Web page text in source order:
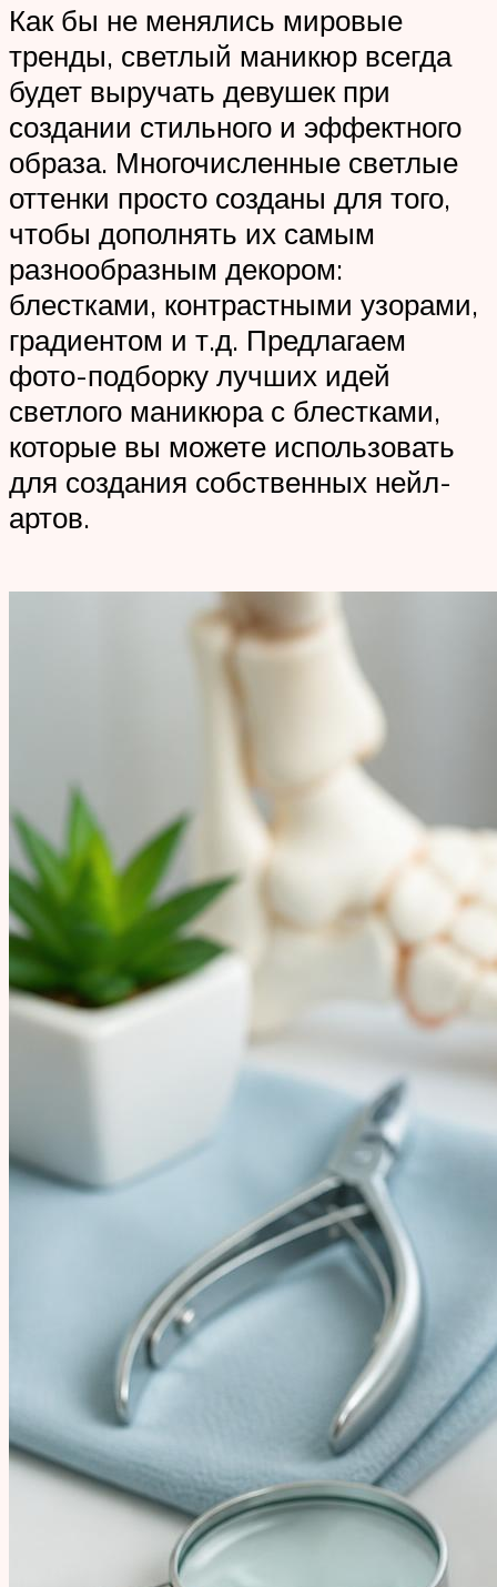
Как бы не менялись мировые
тренды, светлый маникюр всегда
будет выручать девушек при
создании стильного и эффектного
образа. Многочисленные светлые
оттенки просто созданы для того,
чтобы дополнять их самым
разнообразным декором:
блестками, контрастными узорами,
градиентом и т.д. Предлагаем
фото-подборку лучших идей
светлого маникюра с блестками,
которые вы можете использовать
для создания собственных нейл-
артов.